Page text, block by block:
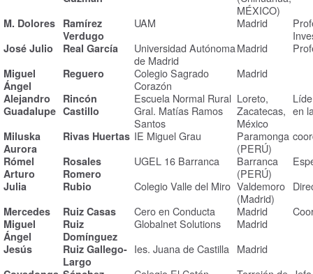
MÉXICO)
M. Dolores Ramírez
Verdugo
UAM Madrid
José Julio Real García
Universidad Autónoma
de Madrid
Madrid
Miguel
Ángel
Reguero
Colegio Sagrado
Corazón
Madrid
Alejandro
Guadalupe
Rincón
Castillo
Escuela Normal Rural
Gral. Matías Ramos
Santos
Loreto,
Zacatecas,
México
en
Miluska
Aurora
Rivas Huertas IE Miguel Grau
Paramonga
(PERÚ)
Rómel
Arturo
Rosales
Romero
UGEL 16 Barranca
Barranca
(PERÚ)
Julia Rubio Colegio Valle del Miro Valdemoro
(Madrid)
Mercedes Ruiz Casas Cero en Conducta Madrid
Miguel
Ángel
Ruiz
Domínguez
Globalnet Solutions Madrid
Jesús
Ruiz Gallego-
Largo
Ies. Juana de Castilla Madrid